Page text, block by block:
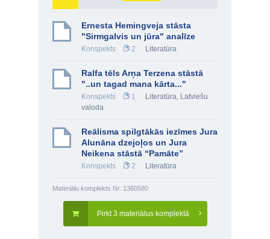
Ernesta Hemingveja stāsta
"Sirmgalvis un jūra" analīze
Konspekts 2 Literatūra
Ralfa tēls Arņa Terzena stāstā
"..un tagad mana kārta..."
Konspekts 1 Literatūra, Latviešu
valoda
Reālisma spilgtākās iezīmes Jura
Alunāna dzejoļos un Jura
Neikena stāstā “Pamāte”
Konspekts 2 Literatūra
Materiālu komplekts Nr. 1360580
Pirkt 3 materiālus komplektā